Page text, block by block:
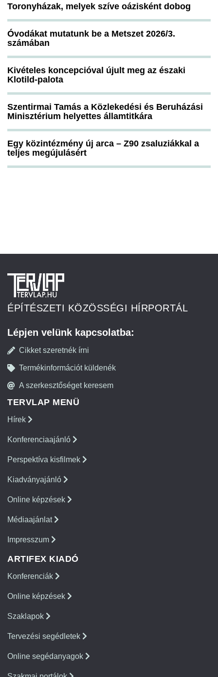
Toronyházak, melyek szíve oázisként dobog
Óvodákat mutatunk be a Metszet 2026/3.
számában
Kivételes koncepcióval újult meg az északi
Klotild-palota
Szentirmai Tamás a Közlekedési és Beruházási
Minisztérium helyettes államtitkára
Egy közintézmény új arca – Z90 zsaluziákkal a
teljes megújulásért
ÉPÍTÉSZETI KÖZÖSSÉGI HÍRPORTÁL
Lépjen velünk kapcsolatba:
Cikket szeretnék írni
Termékinformációt küldenék
A szerkesztőséget keresem
TERVLAP MENÜ
Hírek
Konferenciaajánló
Perspektíva kisfilmek
Kiadványajánló
Online képzések
Médiaajánlat
Impresszum
ARTIFEX KIADÓ
Konferenciák
Online képzések
Szaklapok
Tervezési segédletek
Online segédanyagok